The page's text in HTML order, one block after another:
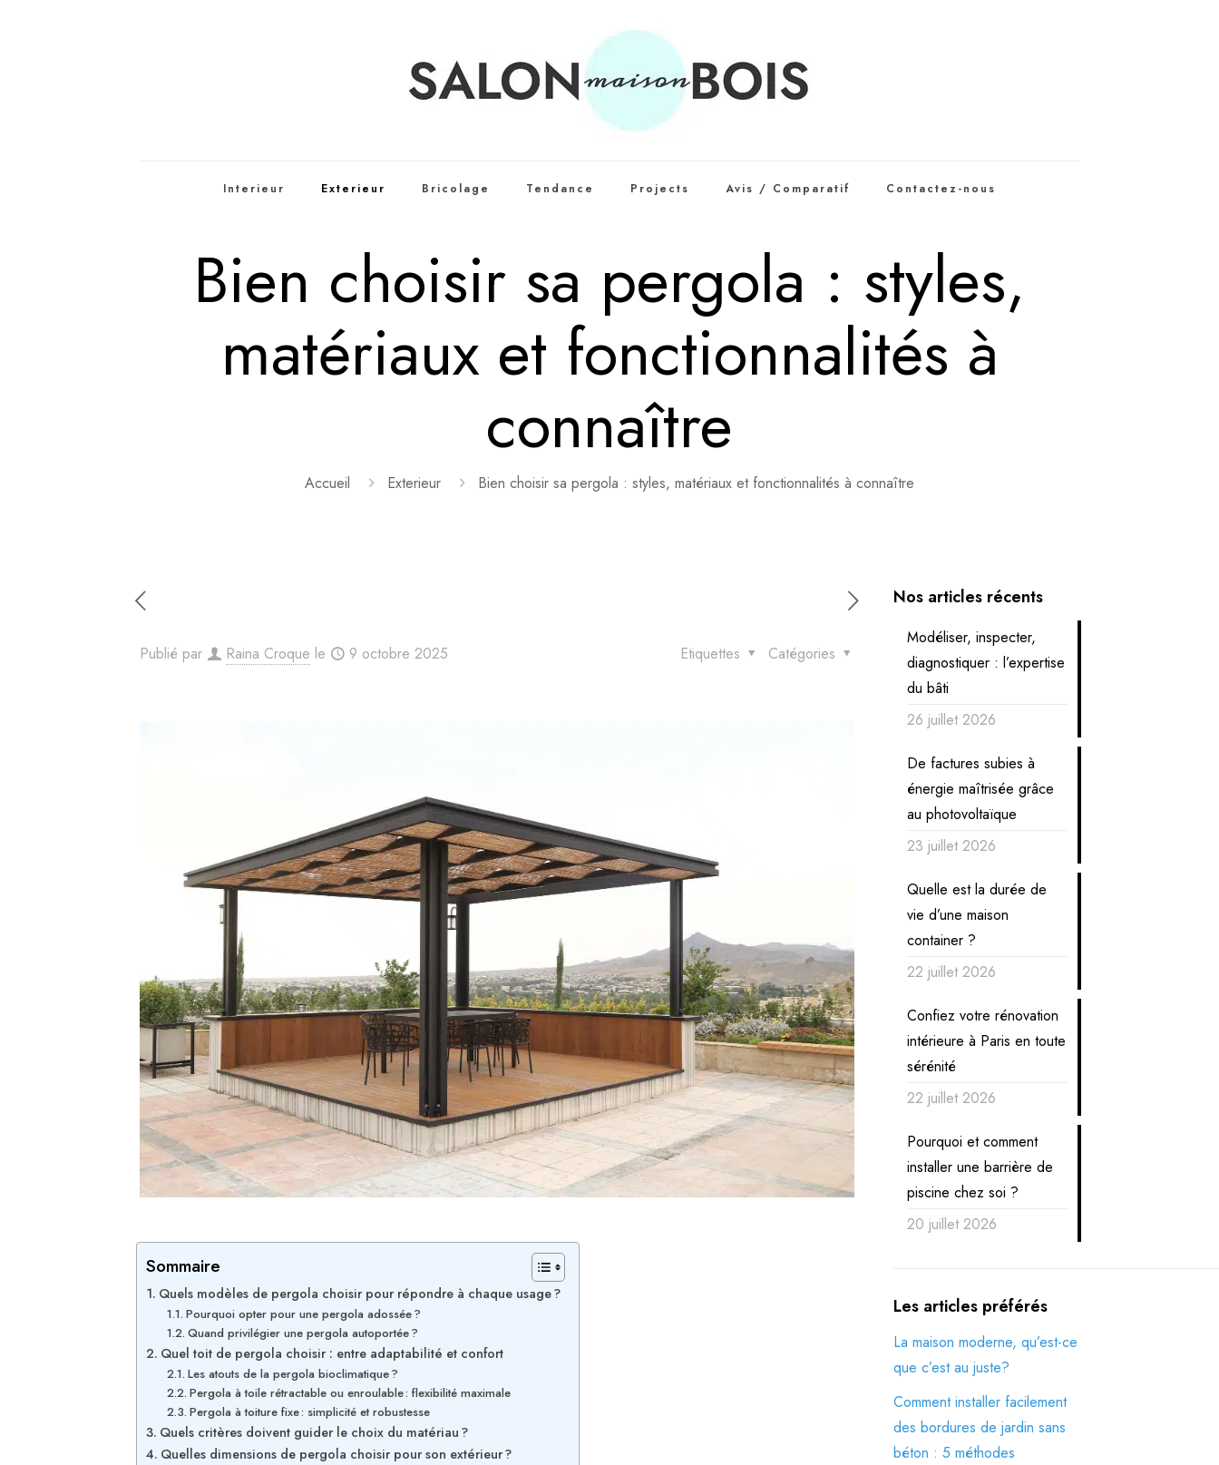
Interieur Exterieur Bricolage Tendance Projects Avis / Comparatif Contactez-nous
Bien choisir sa pergola : styles,
matériaux et fonctionnalités à
connaître
Accueil Exterieur Bien choisir sa pergola : styles, matériaux et fonctionnalités à connaître
Publié par Raina Croque le 9 octobre 2025 Catégories
Etiquettes
Sommaire
Quels modèles de pergola choisir pour répondre à chaque usage ?
Pourquoi opter pour une pergola adossée ?
Quand privilégier une pergola autoportée ?
Quel toit de pergola choisir : entre adaptabilité et confort
Les atouts de la pergola bioclimatique ?
Pergola à toile rétractable ou enroulable : flexibilité maximale
Pergola à toiture fixe : simplicité et robustesse
Quels critères doivent guider le choix du matériau ?
Quelles dimensions de pergola choisir pour son extérieur ?
Nos articles récents
Modéliser, inspecter,
diagnostiquer : l’expertise
du bâti
26 juillet 2026
De factures subies à
énergie maîtrisée grâce
au photovoltaïque
23 juillet 2026
Quelle est la durée de
vie d’une maison
container ?
22 juillet 2026
Confiez votre rénovation
intérieure à Paris en toute
sérénité
22 juillet 2026
Pourquoi et comment
installer une barrière de
piscine chez soi ?
20 juillet 2026
Les articles préférés
La maison moderne, qu’est-ce
que c’est au juste?
Comment installer facilement
des bordures de jardin sans
béton : 5 méthodes